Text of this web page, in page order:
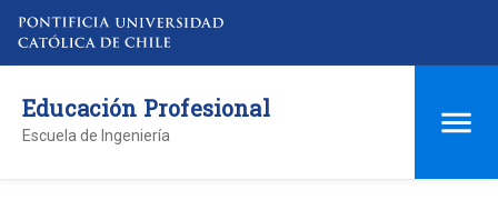
Educación Profesional
Escuela de Ingeniería